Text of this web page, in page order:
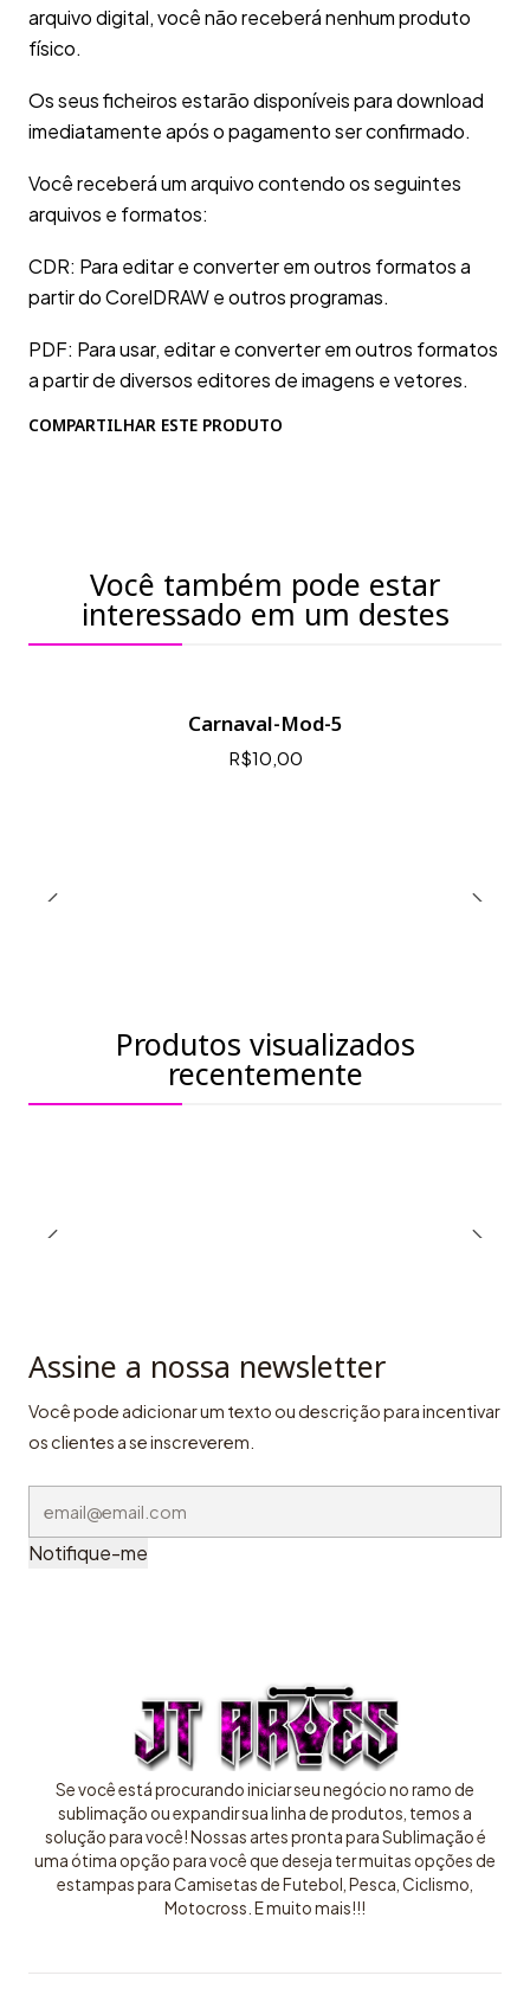
arquivo digital, você não receberá nenhum produto
físico.
Os seus ficheiros estarão disponíveis para download
imediatamente após o pagamento ser confirmado.
Você receberá um arquivo contendo os seguintes
arquivos e formatos:
CDR: Para editar e converter em outros formatos a
partir do CorelDRAW e outros programas.
PDF: Para usar, editar e converter em outros formatos
a partir de diversos editores de imagens e vetores.
COMPARTILHAR ESTE PRODUTO
Você também pode estar
interessado em um destes
Carnaval-Mod-5
R$10,00
Produtos visualizados
recentemente
Assine a nossa newsletter
Você pode adicionar um texto ou descrição para incentivar
os clientes a se inscreverem.
Notifique-me
Se você está procurando iniciar seu negócio no ramo de
sublimação ou expandir sua linha de produtos, temos a
solução para você! Nossas artes pronta para Sublimação é
uma ótima opção para você que deseja ter muitas opções de
estampas para Camisetas de Futebol, Pesca, Ciclismo,
Motocross. E muito mais!!!